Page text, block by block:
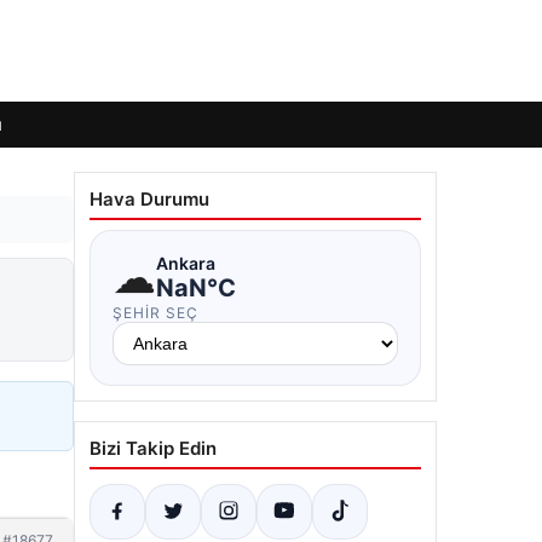
Hava Durumu
☁Ankara
NaN°C
ŞEHIR SEÇ
Bizi Takip Edin